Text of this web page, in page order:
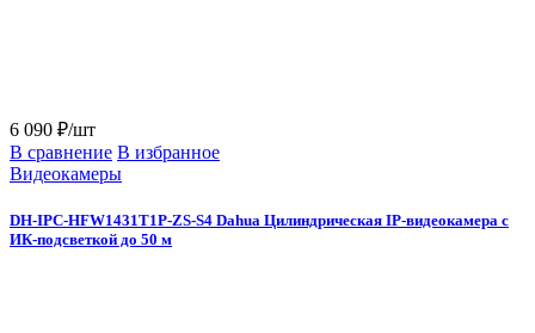
6 090 ₽/шт
В сравнение В избранное
Видеокамеры
DH-IPC-HFW1431T1P-ZS-S4 Dahua Цилиндрическая IP-видеокамера с
ИК-подсветкой до 50 м